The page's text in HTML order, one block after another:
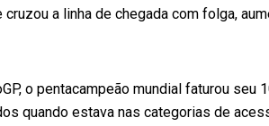
a linha de chegada com folga,
o pentacampeão mundial faturou seu
quando estava nas categorias de